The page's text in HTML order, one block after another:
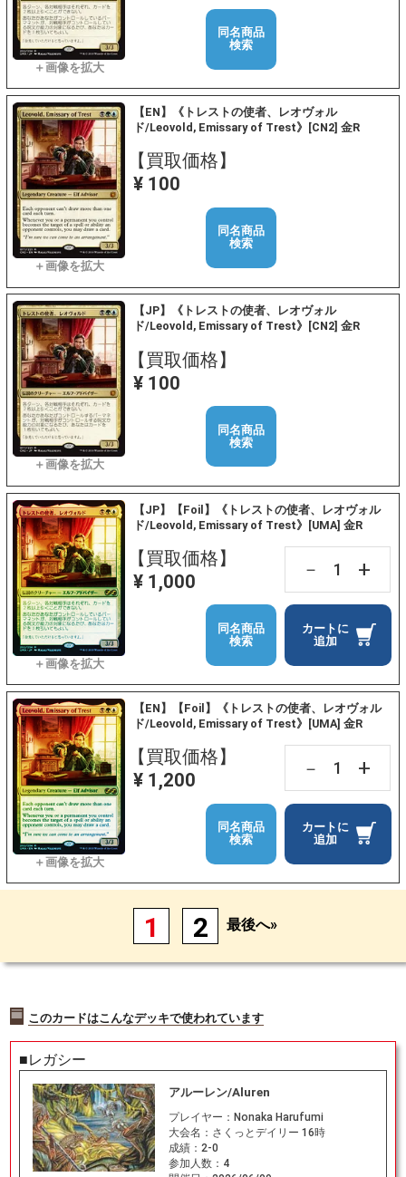
同名商品
検索
【EN】《トレストの使者、レオヴォル
ド/Leovold, Emissary of Trest》[CN2] 金R
【買取価格】
¥ 100
同名商品
検索
【JP】《トレストの使者、レオヴォル
ド/Leovold, Emissary of Trest》[CN2] 金R
【買取価格】
¥ 100
同名商品
検索
【JP】【Foil】《トレストの使者、レオヴォル
ド/Leovold, Emissary of Trest》[UMA] 金R
【買取価格】
¥ 1,000
－ +
カートに
追加
同名商品
検索
【EN】【Foil】《トレストの使者、レオヴォル
ド/Leovold, Emissary of Trest》[UMA] 金R
【買取価格】
¥ 1,200
－ +
カートに
追加
同名商品
検索
1 2 最後へ»
このカードはこんなデッキで使われています
■レガシー
アルーレン/Aluren
プレイヤー： Nonaka Harufumi
大会名： さくっとデイリー 16時
成績： 2-0
参加人数： 4